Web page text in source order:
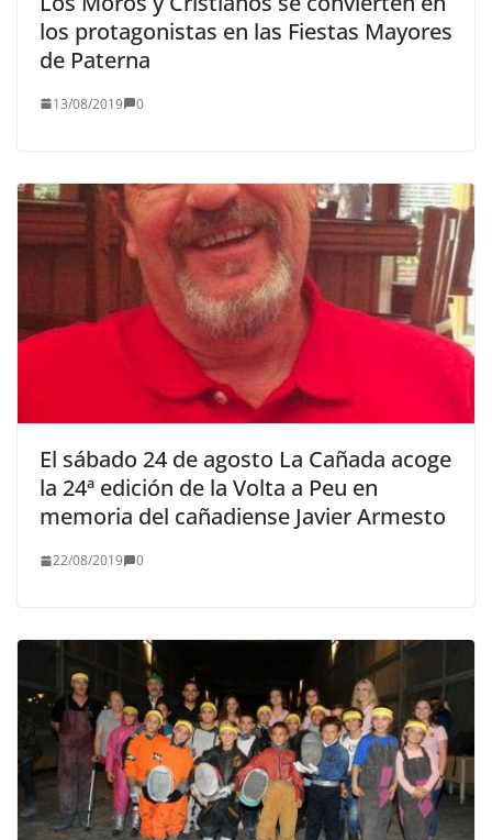
los protagonistas en las Fiestas Mayores
de Paterna
13/08/2019 0
El sábado 24 de agosto La Cañada acoge
la 24ª edición de la Volta a Peu en
memoria del cañadiense Javier Armesto
22/08/2019 0